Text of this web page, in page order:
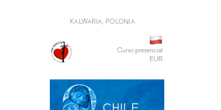
KALWARIA, POLONIA
Curso presencial
EUR